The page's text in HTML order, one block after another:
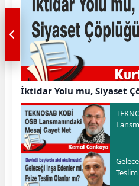
İktidar Yolu mu, Siyaset